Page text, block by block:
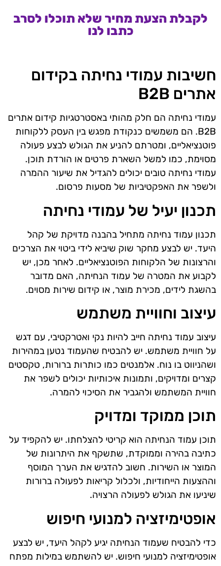
לקבלת הצעת מחיר שלא תוכלו לסרב
כתבו לנו
חשיבות עמודי נחיתה בקידום
אתרים B2B
עמודי נחיתה הם חלק מהותי באסטרטגיות קידום אתרים
B2B. הם משמשים כנקודת מפגש בין העסק ללקוחות
פוטנציאליים, ומטרתם להניע את הגולש לבצע פעולה
מסוימת, כמו למשל השארת פרטים או הורדת תוכן.
עמודי נחיתה טובים יכולים להגדיל את שיעור ההמרה
ולשפר את האפקטיביות של מסעות פרסום.
תכנון יעיל של עמודי נחיתה
תכנון עמוד נחיתה מתחיל בהבנה מדויקת של קהל
היעד. יש לבצע מחקר שוק שיביא לידי ביטוי את הצרכים
והרצונות של הלקוחות הפוטנציאליים. לאחר מכן, יש
לקבוע את המטרה של עמוד הנחיתה, האם מדובר
בהשגת לידים, מכירת מוצר, או קידום שירות מסוים.
עיצוב וחוויית משתמש
עיצוב עמוד נחיתה חייב להיות נקי ואטרקטיבי, עם דגש
על חוויית משתמש. יש להבטיח שהעמוד נטען במהירות
ושהניווט בו נוח. אלמנטים כמו כותרות ברורות, טקסטים
קצרים ומדויקים, ותמונות איכותיות יכולים לשפר את
חוויית המשתמש ולהגביר את הסיכוי להמרה.
תוכן ממוקד ומדויק
תוכן עמוד הנחיתה הוא קריטי להצלחתו. יש להקפיד על
כתיבה בהירה וממוקדת, שתשקף את היתרונות של
המוצר או השירות. חשוב להדגיש את הערך המוסף
וההצעות הייחודיות, ולכלול קריאות לפעולה ברורות
שיניעו את הגולש לפעולה הרצויה.
אופטימיזציה למנועי חיפוש
כדי להבטיח שעמוד הנחיתה יגיע לקהל היעד, יש לבצע
אופטימיזציה למנועי חיפוש. יש להשתמש במילות מפתח